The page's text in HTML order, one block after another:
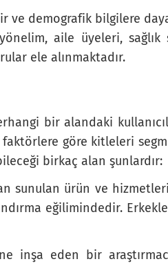
demografik bilgilere
aile üyeleri, sağlık
ele alınmaktadır.
bir alandaki
göre kitleleri
birkaç alan şunlardır:
sunulan ürün ve
eğilimindedir.
inşa eden bir